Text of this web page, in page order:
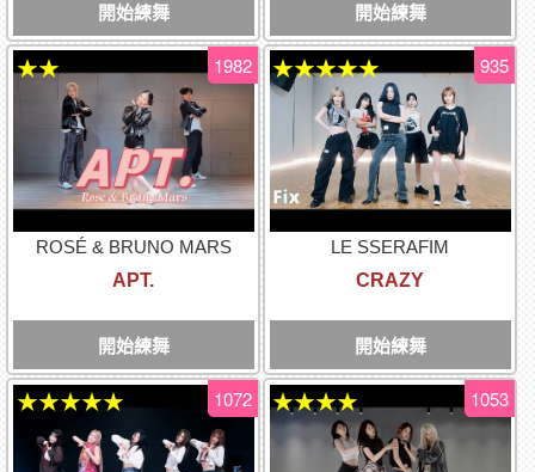
開始練舞 開始練舞
ROSÉ & BRUNO MARS
APT.
開始練舞
1982
★★
LE SSERAFIM
CRAZY
開始練舞
935
★★★★★
1072
★★★★★ 1053
★★★★